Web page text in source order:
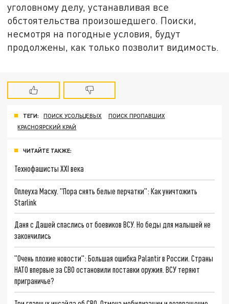
уголовному делу, устанавливая все
обстоятельства произошедшего. Поиски,
несмотря на погодные условия, будут
продолжены, как только позволит видимость.
ТЕГИ: ПОИСК УСОЛЬЦЕВЫХ
ПОИСК ПРОПАВШИХ
КРАСНОЯРСКИЙ КРАЙ
ЧИТАЙТЕ ТАКЖЕ:
Технофашисты XXI века
Оплеуха Маску. "Пора снять белые перчатки": Как уничтожить
Starlink
Даня с Дашей спаслись от боевиков ВСУ. Но беды для малышей не
закончились
"Очень плохие новости": Большая ошибка Palantir в России. Страны
НАТО впервые за СВО остановили поставки оружия. ВСУ теряют
приграничье?